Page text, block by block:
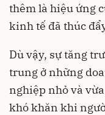
thêm là hiệu ứng
kinh tế đã thúc
Dù vậy, sự tăng
trung ở những
nghiệp nhỏ và
khó khăn khi